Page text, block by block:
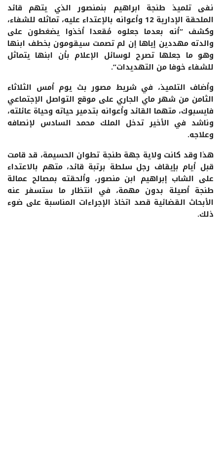
نفى تلميذ طنجة ابراهيم بنمنصور الذي يتهم قائد
الملحقة الإدارية 12 وأعوانه بالإعتداء عليه، تماثله للشفاء،
وكشف “أنه بعدما جعلوه مُقعدا أخذوا يضغطون على
والدته مهددين إياها إن لم تصمت سيقومون بخطف ابنها
وهو ما جعلها تصرح لوسائل الإعلام بأن ابنها يتماثل
للشفاء خوفا من التهديدات”.
وأضاف التلميذ، في شريط مصور بث يوم أمس الثلاثاء
الثامن من شهر ماي الجاري على موقع التواصل الإجتماعي
فايسبوك، متهما القائد وأعوانه بتدمير حياته وحياة عائلته،
وناشد في الأخير تدخل الملك محمد السادس لإنصافه
وعلاجه.
هذا وقد كانت ولاية جهة طنجة تطوان الحسيمة، قد قامت
قبل أيام بإيقاف رجل سلطة برتبة قائد، متهم بالاعتداء
على الشاب إبراهيم ابن منصور، وألحقته بمصالح عمالة
طنجة أصيلة بدون مهمة، في انتظار ما ستسفر عنه
الأبحاث القضائية قصد اتخاذ الإجراءات المناسبة على ضوء
ذلك.